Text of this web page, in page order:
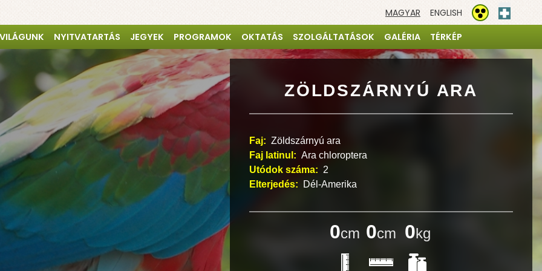
MAGYAR
ENGLISH
NYITVATARTÁS JEGYEK PROGRAMOK OKTATÁS SZOLGÁLTATÁSOK GALÉRIA TÉRKÉP
ZÖLDSZÁRNYÚ ARA
Faj: Zöldszárnyú ara
Faj latinul: Ara chloroptera
Utódok száma: 2
Elterjedés:
Dél-Amerika
0cm 0cm 0kg